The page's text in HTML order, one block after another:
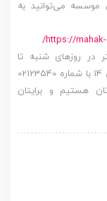
می‌توانید به
https://
در روزهای شنبه تا
پنجشنبه از ساعت 8 صبح الی 14 با شماره 02123540
هستیم و برایتان